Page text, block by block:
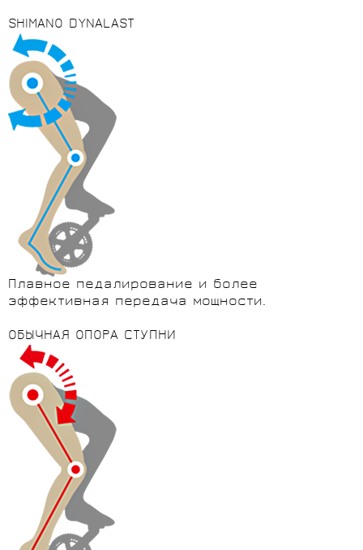
SHIMANO DYNALAST
Плавное педалирование и более
эффективная передача мощности.
ОБЫЧНАЯ ОПОРА СТУПНИ